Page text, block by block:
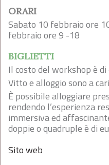
ORARI
Sabato 10 febbraio ore
febbraio ore 9 -18
BIGLIETTI
Il costo del workshop è di
Vitto e alloggio sono a
È possibile alloggiare
rendendo l’esperienza
immersiva ed
doppie o quadruple è di
Sito web